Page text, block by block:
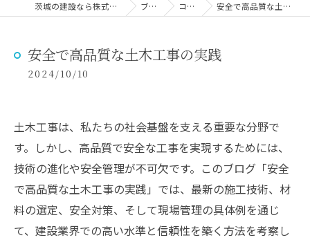
茨城の建設なら株式会社端工務店 ブログ コラム 安全で高品質な土木工事の実践
安全で高品質な土木工事の実践
2024/10/10
土木工事は、私たちの社会基盤を支える重要な分野で
す。しかし、高品質で安全な工事を実現するためには、
技術の進化や安全管理が不可欠です。このブログ「安全
で高品質な土木工事の実践」では、最新の施工技術、材
料の選定、安全対策、そして現場管理の具体例を通じ
て、建設業界での高い水準と信頼性を築く方法を考察し